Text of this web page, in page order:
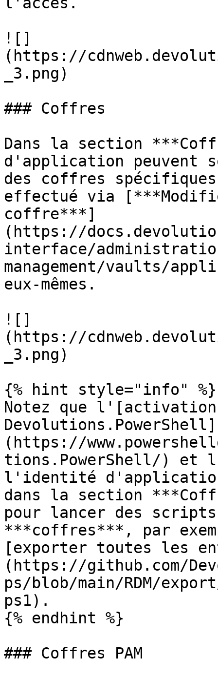
![]
(https://
_3.png)
### Coffres
Dans la section
d'application peuvent
des coffres
effectué via
coffre***]
(https://
interface/
management/vaults/
eux-mêmes.
![]
(https://
_3.png)
{% hint style="info" %}
Notez que l'[activation
Devolutions.PowerShell]
(https://
tions.PowerShell/) et
l'identité
dans la section
pour lancer des
***coffres***, par
[exporter toutes les
(https://github.com/
ps/blob/main/RDM/
ps1).
{% endhint %}
### Coffres PAM